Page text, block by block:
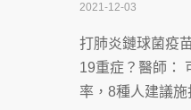
2026-07-06
【115年臺北市「
一手刮」】 宣導
2026-07-02
2021-12-03
打肺炎鏈球菌疫
19重症？醫師：
率，8種人建議施